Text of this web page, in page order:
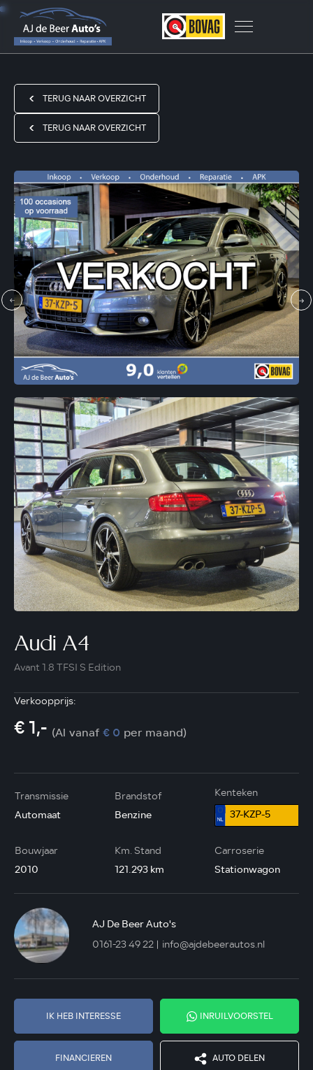
TERUG NAAR OVERZICHT
TERUG NAAR OVERZICHT
Audi A4
Avant 1.8 TFSI S Edition
Verkoopprijs:
€ 1,- (Al vanaf € 0 per maand)
Transmissie
Automaat
Brandstof
Benzine
Kenteken
37-KZP-5
Bouwjaar
2010
Km. Stand
121.293 km
Carroserie
Stationwagon
AJ De Beer Auto's
0161-23 49 22
info@ajdebeerautos.nl
IK HEB INTERESSE INRUILVOORSTEL
FINANCIEREN AUTO DELEN